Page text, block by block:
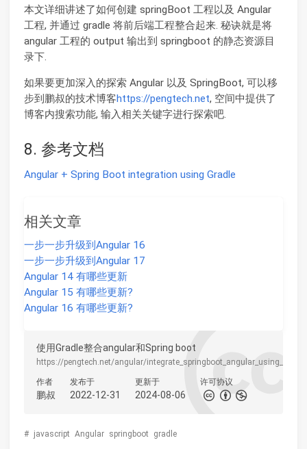
本文详细讲述了如何创建 springBoot 工程以及 Angular
工程, 并通过 gradle 将前后端工程整合起来. 秘诀就是将
angular 工程的 output 输出到 springboot 的静态资源目
录下.
如果要更加深入的探索 Angular 以及 SpringBoot, 可以移
步到鹏叔的技术博客https://pengtech.net, 空间中提供了
博客内搜索功能, 输入相关关键字进行探索吧.
8. 参考文档
Angular + Spring Boot integration using Gradle
相关文章
一步一步升级到Angular 16
一步一步升级到Angular 17
Angular 14 有哪些更新
Angular 15 有哪些更新?
Angular 16 有哪些更新?
使用Gradle整合angular和Spring boot
https://pengtech.net/angular/
作者
鹏叔
发布于
2022-12-31
更新于
2024-08-06
许可协议
# javascript Angular springboot gradle